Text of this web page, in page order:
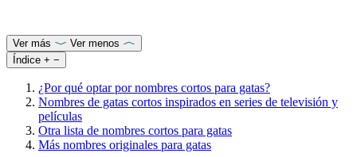
Ver más
Ver menos
Índice + −
¿Por qué optar por nombres cortos para gatas?
Nombres de gatas cortos inspirados en series de televisión y
películas
Otra lista de nombres cortos para gatas
Más nombres originales para gatas